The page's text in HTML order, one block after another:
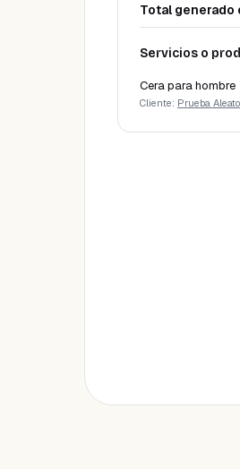
Total generado
Servicios o
Cera para hombre
Cliente: Prueba